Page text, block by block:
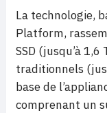
La technologie,
Platform,
SSD (jusqu’à
traditionnels
base de
comprenant un